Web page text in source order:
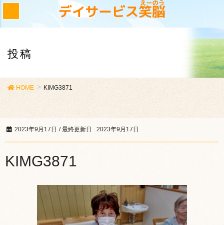
投稿
HOME KIMG3871
2023年9月17日 / 最終更新日 : 2023年9月17日
KIMG3871